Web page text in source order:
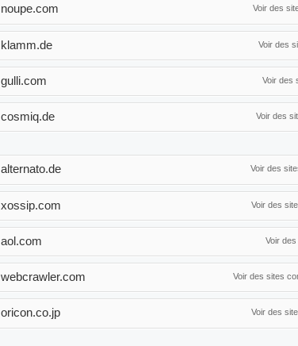
Voir des
noupe.com
Voir des
klamm.de
Voir des
gulli.com
Voir des
cosmiq.de
Voir des
alternato.de
Voir des
xossip.com
Voir
aol.com
Voir des sites
webcrawler.com
Voir des
oricon.co.jp